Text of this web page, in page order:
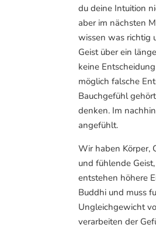
du deine Intuition
aber im nächsten
wissen was richtig
Geist über ein
keine
möglich falsche
Bauchgefühl
denken. Im
angefühlt.
Wir haben Körper,
und fühlende
entstehen höhere
Buddhi und muss
Ungleichgewicht
verarbeiten der